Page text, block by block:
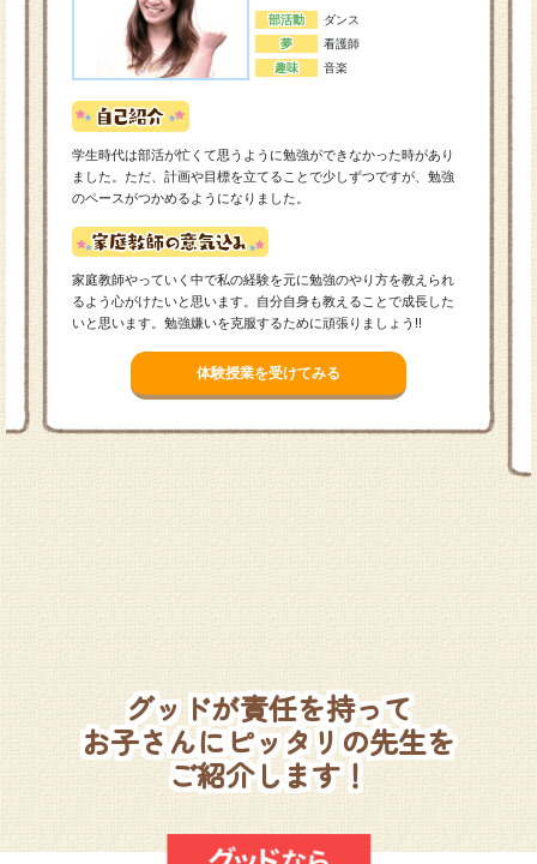
部活動
ダンス
夢
看護師
趣味
音楽
学生時代は部活が忙くて思うように勉強ができなかった時があり
ました。ただ、計画や目標を立てることで少しずつですが、勉強
のペースがつかめるようになりました。
家庭教師やっていく中で私の経験を元に勉強のやり方を教えられ
るよう心がけたいと思います。自分自身も教えることで成長した
いと思います。勉強嫌いを克服するために頑張りましょう!!
体験授業を受けてみる
グッドが責任を持って
お子さんにピッタリの先生を
ご紹介します！